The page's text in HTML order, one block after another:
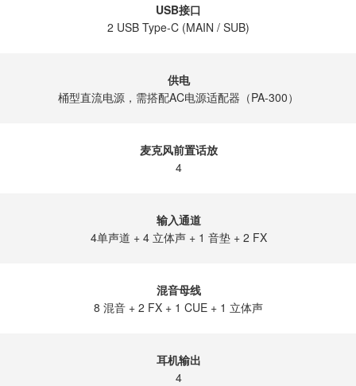
USB接口
2 USB Type-C (MAIN / SUB)
供电
桶型直流电源，需搭配AC电源适配器（PA-300）
麦克风前置话放
4
输入通道
4单声道 + 4 立体声 + 1 音垫 + 2 FX
混音母线
8 混音 + 2 FX + 1 CUE + 1 立体声
耳机输出
4